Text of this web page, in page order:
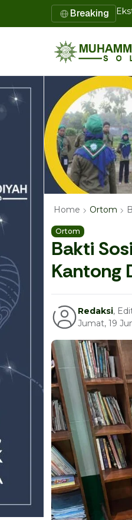
Breaking
Home Ortom
Ortom
Bakti
Kantong
Redaksi,
Jumat, 19